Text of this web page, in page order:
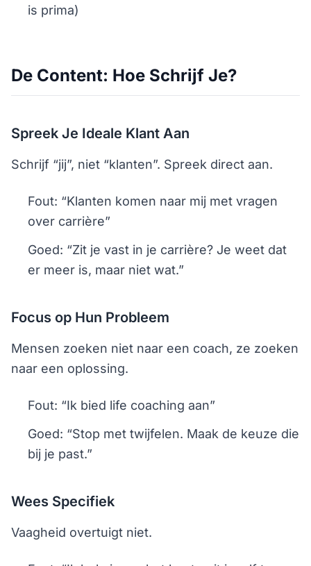
is prima)
De Content: Hoe Schrijf Je?
Spreek Je Ideale Klant Aan
Schrijf “jij”, niet “klanten”. Spreek direct aan.
Fout: “Klanten komen naar mij met vragen
over carrière”
Goed: “Zit je vast in je carrière? Je weet dat
er meer is, maar niet wat.”
Focus op Hun Probleem
Mensen zoeken niet naar een coach, ze zoeken
naar een oplossing.
Fout: “Ik bied life coaching aan”
Goed: “Stop met twijfelen. Maak de keuze die
bij je past.”
Wees Specifiek
Vaagheid overtuigt niet.